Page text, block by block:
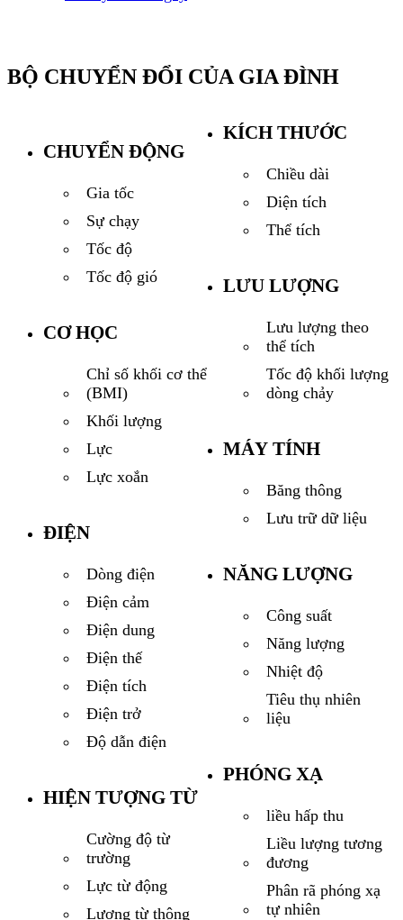
BỘ CHUYỂN ĐỔI CỦA GIA ĐÌNH
CHUYỂN ĐỘNG
Gia tốc
Sự chạy
Tốc độ
Tốc độ gió
CƠ HỌC
Chỉ số khối cơ thể
(BMI)
Khối lượng
Lực
Lực xoắn
ĐIỆN
Dòng điện
Điện cảm
Điện dung
Điện thế
Điện tích
Điện trở
Độ dẫn điện
HIỆN TƯỢNG TỪ
Cường độ từ
trường
Lực từ động
Lượng từ thông
KÍCH THƯỚC
Chiều dài
Diện tích
Thể tích
LƯU LƯỢNG
Lưu lượng theo
thể tích
Tốc độ khối lượng
dòng chảy
MÁY TÍNH
Băng thông
Lưu trữ dữ liệu
NĂNG LƯỢNG
Công suất
Năng lượng
Nhiệt độ
Tiêu thụ nhiên
liệu
PHÓNG XẠ
liều hấp thu
Liều lượng tương
đương
Phân rã phóng xạ
tự nhiên